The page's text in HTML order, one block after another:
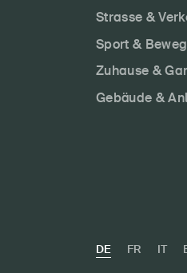
Strasse &
Sport &
Zuhause &
Gebäude &
DE FR IT